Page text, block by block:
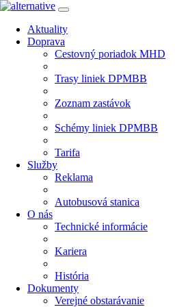
Aktuality
Doprava
Cestovný poriadok MHD
Trasy liniek DPMBB
Zoznam zastávok
Schémy liniek DPMBB
Tarifa
Služby
Reklama
Autobusová stanica
O nás
Technické informácie
Kariera
História
Dokumenty
Verejné obstarávanie